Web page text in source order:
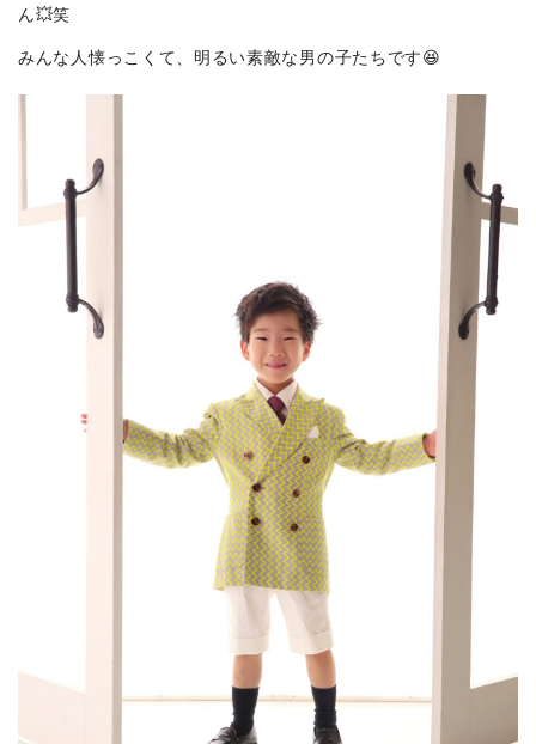
ん💥笑
みんな人懐っこくて、明るい素敵な男の子たちです😆